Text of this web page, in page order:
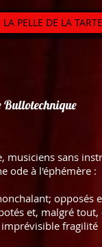
LA PELLE DE LA TARTE
Bullotechnique
musiciens sans
ode à l'éphémère :
opposés
et, malgré
fragilité